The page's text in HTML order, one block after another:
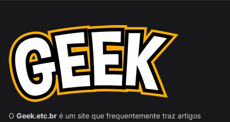
O Geek.etc.bré um site que frequentemente traz artigos